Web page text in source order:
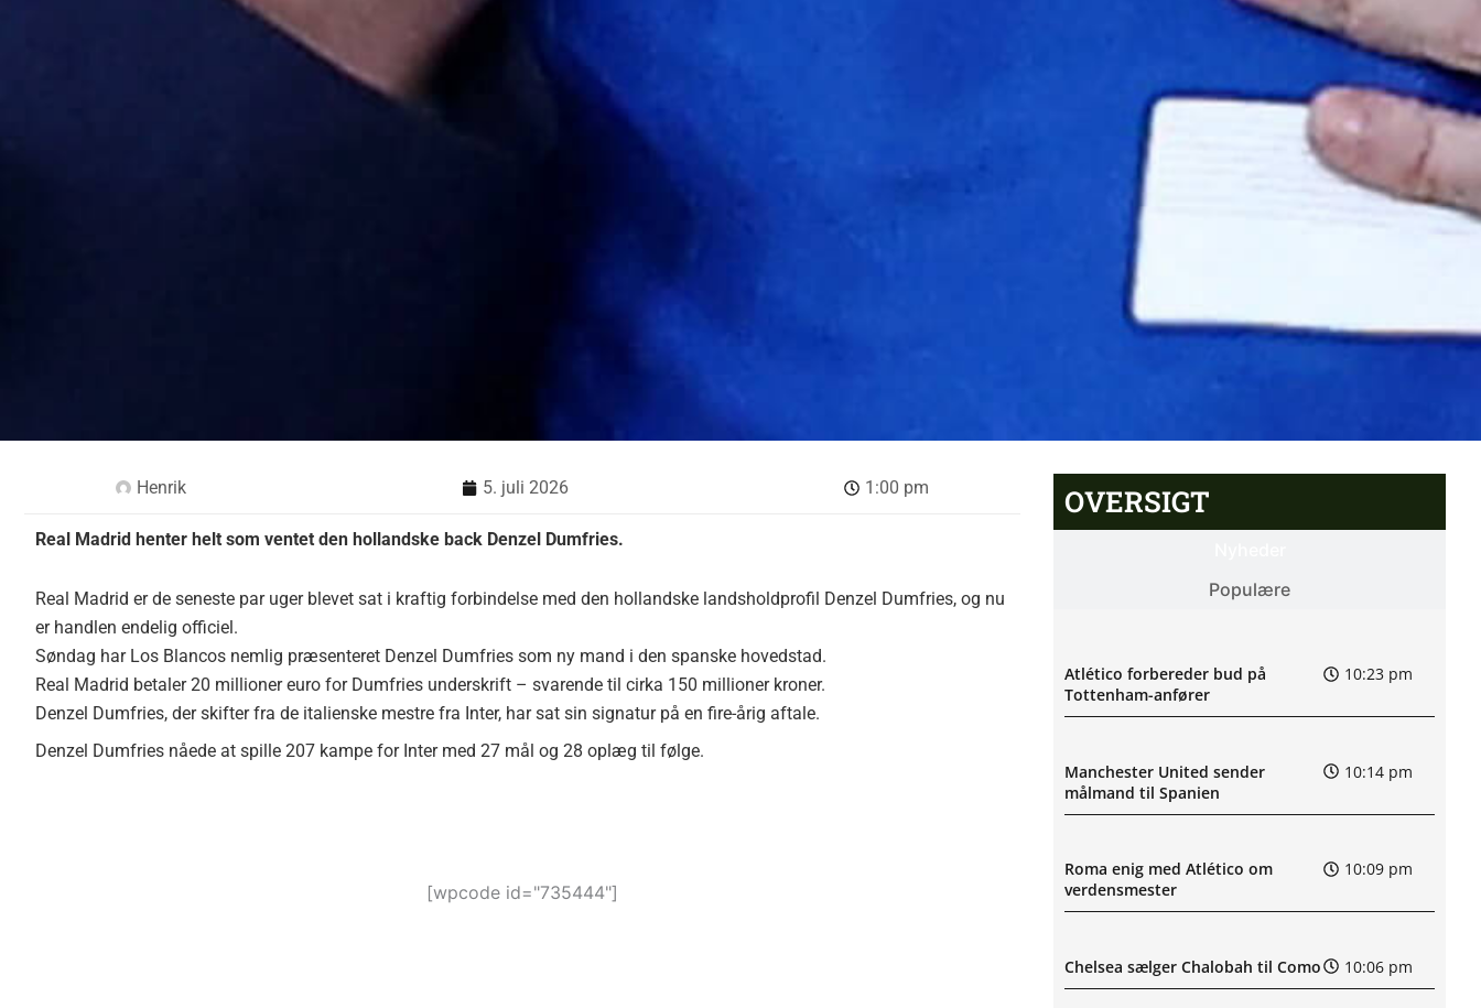
Henrik 5. juli 2026 1:00 pm
Real Madrid henter helt som ventet den hollandske back Denzel Dumfries.
Real Madrid er de seneste par uger blevet sat i kraftig forbindelse med den hollandske landsholdprofil Denzel Dumfries, og nu
er handlen endelig officiel.
Søndag har Los Blancos nemlig præsenteret Denzel Dumfries som ny mand i den spanske hovedstad.
Real Madrid betaler 20 millioner euro for Dumfries underskrift – svarende til cirka 150 millioner kroner.
Denzel Dumfries, der skifter fra de italienske mestre fra Inter, har sat sin signatur på en fire-årig aftale.
Denzel Dumfries nåede at spille 207 kampe for Inter med 27 mål og 28 oplæg til følge.
[wpcode id="735444"]
OVERSIGT
Populære
Atlético forbereder bud på
Tottenham-anfører
10:23 pm
Manchester United sender
målmand til Spanien
10:14 pm
Roma enig med Atlético om
verdensmester
10:09 pm
Chelsea sælger Chalobah til Como 10:06 pm